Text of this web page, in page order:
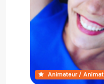
Animateur /